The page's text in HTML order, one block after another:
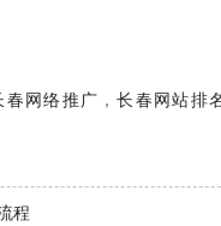
春网络推广 ，长春网站排
程